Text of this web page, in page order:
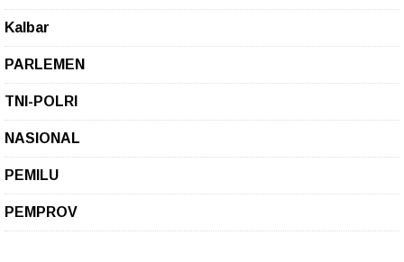
Kalbar
PARLEMEN
TNI-POLRI
NASIONAL
PEMILU
PEMPROV